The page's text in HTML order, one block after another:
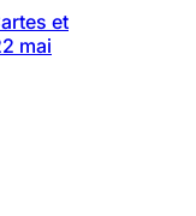
et
mai